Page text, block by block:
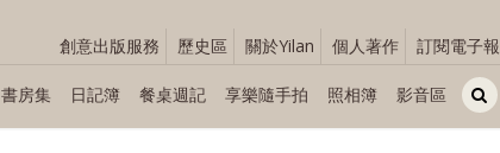
創意出版服務 歷史區 關於Yilan 個人著作 訂閱電子報
書房集 日記簿 餐桌週記 享樂隨手拍 照相簿 影音區